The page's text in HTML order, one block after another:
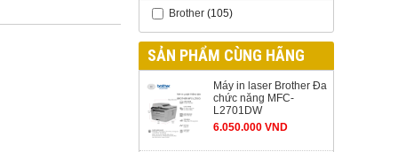
Brother (105)
SẢN PHẨM CÙNG HÃNG
Máy in laser Brother Đa
chức năng MFC-
L2701DW
6.050.000 VND